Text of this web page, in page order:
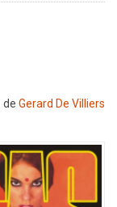
de Gerard De Villiers